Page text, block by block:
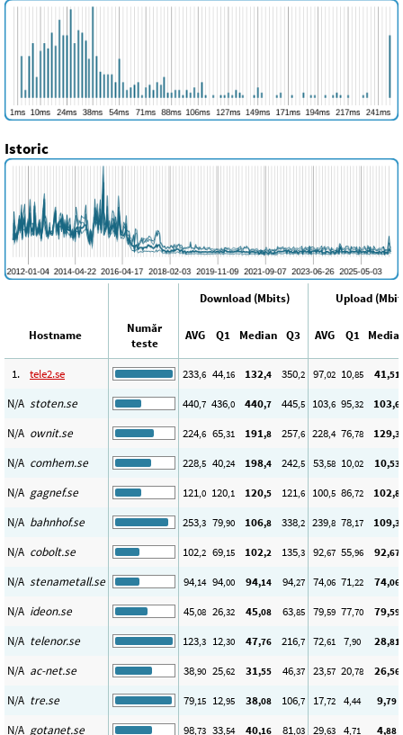
Istoric
Download (Mbits) Upload
Hostname
Număr
teste
AVG Q1 Median Q3 AVG Q1
1. tele2.se 233,6 44,16 132,4 350,2 97,02 10,85 41,51
N/A stoten.se 440,7 436,0 440,7 445,5 103,6 95,32 103,6
N/A ownit.se 224,6 65,31 191,8 257,6 228,4 76,78 129,3
N/A comhem.se 228,5 40,24 198,4 242,5 53,58 10,02 10,53
N/A gagnef.se 121,0 120,1 120,5 121,6 100,5 86,72 102,8
N/A bahnhof.se 253,3 79,90 106,8 338,2 239,8 78,17 109,3
N/A cobolt.se 102,2 69,15 102,2 135,3 92,67 55,96 92,67
N/A stenametall.se 94,14 94,00 94,14 94,27 74,06 71,22 74,06
N/A ideon.se 45,08 26,32 45,08 63,85 79,59 77,70 79,59
N/A telenor.se 123,3 12,30 47,76 216,7 72,61 7,90 28,81
N/A ac-net.se 38,90 25,62 31,55 46,37 23,57 20,78 26,56
N/A tre.se 79,15 12,95 38,08 106,7 17,72 4,44 9,79
N/A gotanet.se 98,73 33,54 40,16 81,03 29,63 4,71 4,88